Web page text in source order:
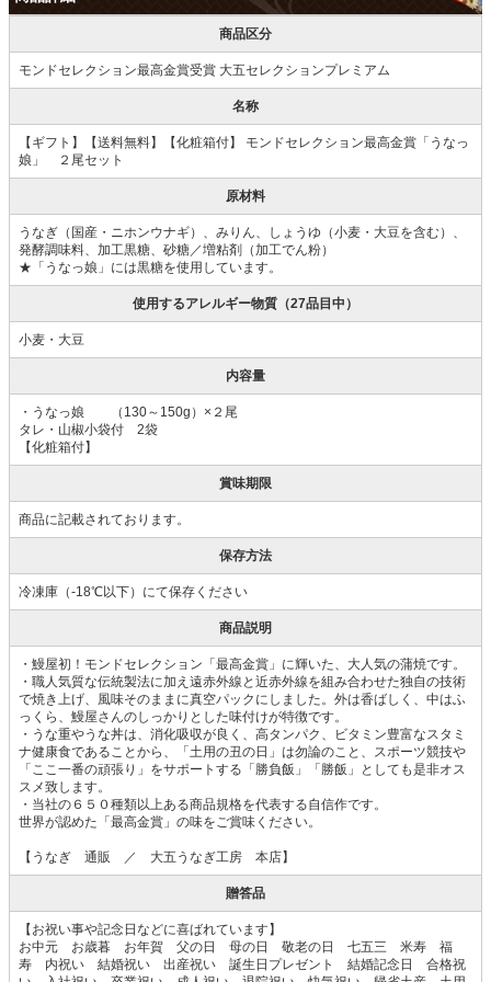
商品区分
モンドセレクション最高金賞受賞 大五セレクションプレミアム
名称
【ギフト】【送料無料】【化粧箱付】 モンドセレクション最高金賞「うなっ
娘」 ２尾セット
原材料
うなぎ（国産・ニホンウナギ）、みりん、しょうゆ（小麦・大豆を含む）、
発酵調味料、加工黒糖、砂糖／増粘剤（加工でん粉）
★「うなっ娘」には黒糖を使用しています。
使用するアレルギー物質（27品目中）
小麦・大豆
内容量
・うなっ娘 （130～150g）×２尾
タレ・山椒小袋付 2袋
【化粧箱付】
賞味期限
商品に記載されております。
保存方法
冷凍庫（-18℃以下）にて保存ください
商品説明
・鰻屋初！モンドセレクション「最高金賞」に輝いた、大人気の蒲焼です。
・職人気質な伝統製法に加え遠赤外線と近赤外線を組み合わせた独自の技術
で焼き上げ、風味そのままに真空パックにしました。外は香ばしく、中はふ
っくら、鰻屋さんのしっかりとした味付けが特徴です。
・うな重やうな丼は、消化吸収が良く、高タンパク、ビタミン豊富なスタミ
ナ健康食であることから、「土用の丑の日」は勿論のこと、スポーツ競技や
「ここ一番の頑張り」をサポートする「勝負飯」「勝飯」としても是非オス
スメ致します。
・当社の６５０種類以上ある商品規格を代表する自信作です。
世界が認めた「最高金賞」の味をご賞味ください。
【うなぎ 通販 ／ 大五うなぎ工房 本店】
贈答品
【お祝い事や記念日などに喜ばれています】
お中元 お歳暮 お年賀 父の日 母の日 敬老の日 七五三 米寿 福
寿 内祝い 結婚祝い 出産祝い 誕生日プレゼント 結婚記念日 合格祝